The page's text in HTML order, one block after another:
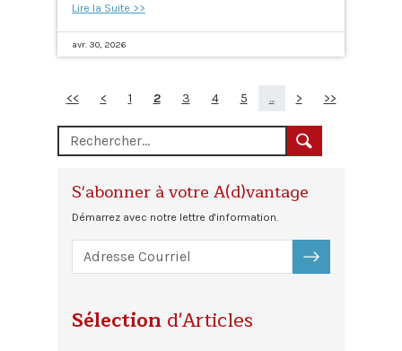
Lire la Suite >>
avr. 30, 2026
<< < 1 2 3 4 5 ... > >>
S'abonner à votre A(d)vantage
Démarrez avec notre lettre d'information.
S'ABONNER
Sélection d'Articles